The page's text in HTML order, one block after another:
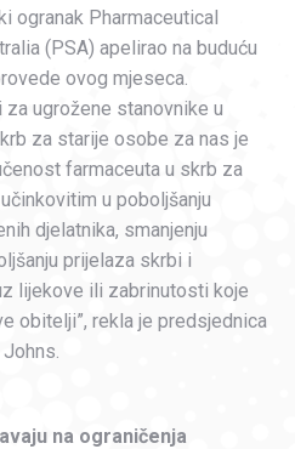
ogranak Pharmaceutical
(PSA) apelirao na buduću
ovog mjeseca.
ugrožene stanovnike u
za starije osobe za nas je
farmaceuta u skrb za
u poboljšanju
djelatnika, smanjenju
prijelaza skrbi i
lijekove ili zabrinutosti koje
obitelji”, rekla je predsjednica
na ograničenja